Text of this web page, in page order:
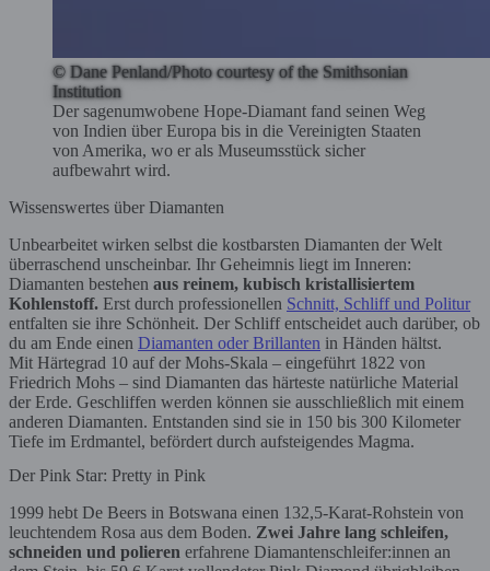
© Dane Penland/Photo courtesy of the Smithsonian
Institution
Der sagenumwobene Hope-Diamant fand seinen Weg
von Indien über Europa bis in die Vereinigten Staaten
von Amerika, wo er als Museumsstück sicher
aufbewahrt wird.
Wissenswertes über Diamanten
Unbearbeitet wirken selbst die kostbarsten Diamanten der Welt
überraschend unscheinbar. Ihr Geheimnis liegt im Inneren:
Diamanten bestehen aus reinem, kubisch kristallisiertem
Kohlenstoff. Erst durch professionellen Schnitt, Schliff und Politur
entfalten sie ihre Schönheit. Der Schliff entscheidet auch darüber, ob
du am Ende einen Diamanten oder Brillanten in Händen hältst.
Mit Härtegrad 10 auf der Mohs-Skala – eingeführt 1822 von
Friedrich Mohs – sind Diamanten das härteste natürliche Material
der Erde. Geschliffen werden können sie ausschließlich mit einem
anderen Diamanten. Entstanden sind sie in 150 bis 300 Kilometer
Tiefe im Erdmantel, befördert durch aufsteigendes Magma.
Der Pink Star: Pretty in Pink
1999 hebt De Beers in Botswana einen 132,5-Karat-Rohstein von
leuchtendem Rosa aus dem Boden. Zwei Jahre lang schleifen,
schneiden und polieren erfahrene Diamantenschleifer:innen an